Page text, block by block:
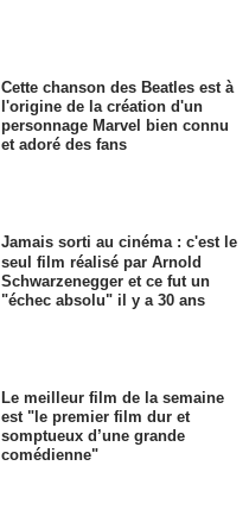
Cette chanson des Beatles est à
l'origine de la création d'un
personnage Marvel bien connu
et adoré des fans
Jamais sorti au cinéma : c'est le
seul film réalisé par Arnold
Schwarzenegger et ce fut un
"échec absolu" il y a 30 ans
Le meilleur film de la semaine
est "le premier film dur et
somptueux d’une grande
comédienne"